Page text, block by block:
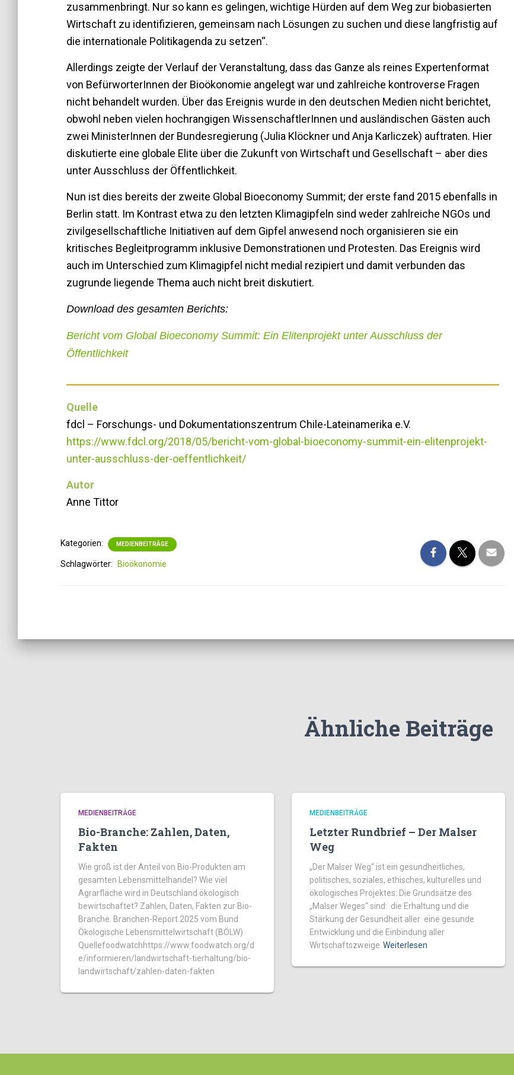
zusammenbringt. Nur so kann es gelingen, wichtige Hürden auf dem Weg zur biobasierten
Wirtschaft zu identifizieren, gemeinsam nach Lösungen zu suchen und diese langfristig auf
die internationale Politikagenda zu setzen“.
Allerdings zeigte der Verlauf der Veranstaltung, dass das Ganze als reines Expertenformat
von BefürworterInnen der Bioökonomie angelegt war und zahlreiche kontroverse Fragen
nicht behandelt wurden. Über das Ereignis wurde in den deutschen Medien nicht berichtet,
obwohl neben vielen hochrangigen WissenschaftlerInnen und ausländischen Gästen auch
zwei MinisterInnen der Bundesregierung (Julia Klöckner und Anja Karliczek) auftraten. Hier
diskutierte eine globale Elite über die Zukunft von Wirtschaft und Gesellschaft – aber dies
unter Ausschluss der Öffentlichkeit.
Nun ist dies bereits der zweite Global Bioeconomy Summit; der erste fand 2015 ebenfalls in
Berlin statt. Im Kontrast etwa zu den letzten Klimagipfeln sind weder zahlreiche NGOs und
zivilgesellschaftliche Initiativen auf dem Gipfel anwesend noch organisieren sie ein
kritisches Begleitprogramm inklusive Demonstrationen und Protesten. Das Ereignis wird
auch im Unterschied zum Klimagipfel nicht medial rezipiert und damit verbunden das
zugrunde liegende Thema auch nicht breit diskutiert.
Download des gesamten Berichts:
Bericht vom Global Bioeconomy Summit: Ein Elitenprojekt unter Ausschluss der
Öffentlichkeit
Quelle
fdcl – Forschungs- und Dokumentationszentrum Chile-Lateinamerika e.V.
https://www.fdcl.org/2018/05/bericht-vom-global-bioeconomy-summit-ein-elitenprojekt-
unter-ausschluss-der-oeffentlichkeit/
Autor
Anne Tittor
Kategorien: MEDIENBEITRÄGE
Schlagwörter: Bioökonomie
Ähnliche Beiträge
MEDIENBEITRÄGE
Bio-Branche: Zahlen, Daten,
Fakten
Wie groß ist der Anteil von Bio-Produkten am
gesamten Lebensmittelhandel? Wie viel
Agrarfläche wird in Deutschland ökologisch
bewirtschaftet? Zahlen, Daten, Fakten zur Bio-
Branche. Branchen-Report 2025 vom Bund
Ökologische Lebensmittelwirtschaft (BÖLW)
Quellefoodwatchhttps://www.foodwatch.org/d
e/informieren/landwirtschaft-tierhaltung/bio-
landwirtschaft/zahlen-daten-fakten
MEDIENBEITRÄGE
Letzter Rundbrief – Der Malser
Weg
„Der Malser Weg“ ist ein gesundheitliches,
politisches, soziales, ethisches, kulturelles und
ökologisches Projektes: Die Grundsätze des
„Malser Weges“ sind: die Erhaltung und die
Stärkung der Gesundheit aller eine gesunde
Entwicklung und die Einbindung aller
Wirtschaftszweige Weiterlesen